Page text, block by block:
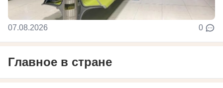
07.08.2026 0
Главное в стране